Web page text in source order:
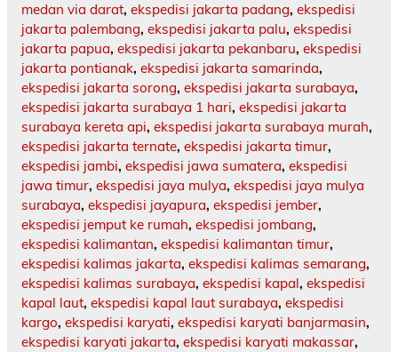
medan via darat, ekspedisi jakarta padang, ekspedisi
jakarta palembang, ekspedisi jakarta palu, ekspedisi
jakarta papua, ekspedisi jakarta pekanbaru, ekspedisi
jakarta pontianak, ekspedisi jakarta samarinda,
ekspedisi jakarta sorong, ekspedisi jakarta surabaya,
ekspedisi jakarta surabaya 1 hari, ekspedisi jakarta
surabaya kereta api, ekspedisi jakarta surabaya murah,
ekspedisi jakarta ternate, ekspedisi jakarta timur,
ekspedisi jambi, ekspedisi jawa sumatera, ekspedisi
jawa timur, ekspedisi jaya mulya, ekspedisi jaya mulya
surabaya, ekspedisi jayapura, ekspedisi jember,
ekspedisi jemput ke rumah, ekspedisi jombang,
ekspedisi kalimantan, ekspedisi kalimantan timur,
ekspedisi kalimas jakarta, ekspedisi kalimas semarang,
ekspedisi kalimas surabaya, ekspedisi kapal, ekspedisi
kapal laut, ekspedisi kapal laut surabaya, ekspedisi
kargo, ekspedisi karyati, ekspedisi karyati banjarmasin,
ekspedisi karyati jakarta, ekspedisi karyati makassar,